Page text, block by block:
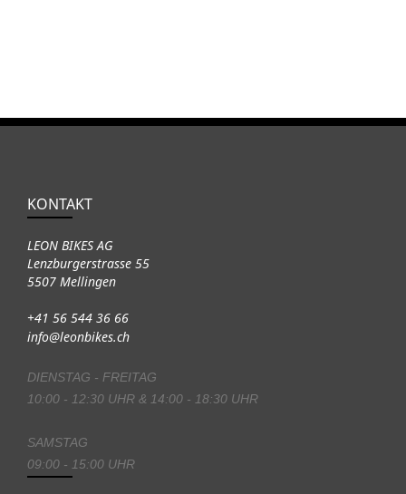
KONTAKT
LEON BIKES AG
Lenzburgerstrasse 55
5507 Mellingen
+41 56 544 36 66
info@leonbikes.ch
DIENSTAG - FREITAG
10:00 - 12:30 UHR & 14:00 - 18:30 UHR
SAMSTAG
09:00 - 15:00 UHR